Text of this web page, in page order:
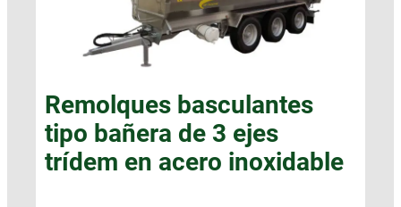
Remolques basculantes
tipo bañera de 3 ejes
trídem en acero inoxidable